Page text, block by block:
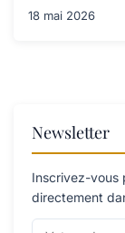
18 mai 2026
Newsletter
Inscrivez-vous
directement